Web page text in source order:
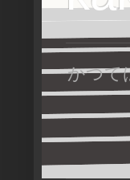
かつて